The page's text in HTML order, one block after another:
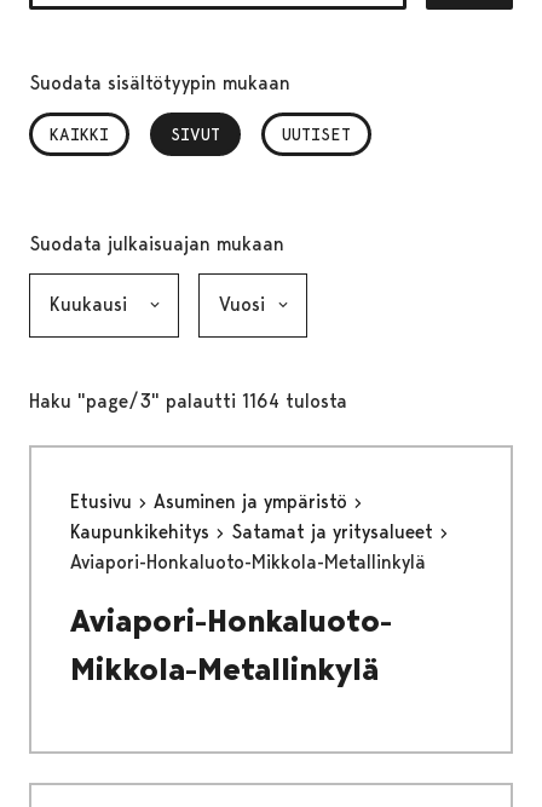
Suodata sisältötyypin mukaan
KAIKKI SIVUT
, VALITTU UUTISET
Suodata julkaisuajan mukaan
Haku "page/3" palautti 1164 tulosta
Etusivu
Asuminen ja ympäristö
Kaupunkikehitys
Satamat ja yritysalueet
Aviapori-Honkaluoto-Mikkola-Metallinkylä
Aviapori-Honkaluoto-
Mikkola-Metallinkylä